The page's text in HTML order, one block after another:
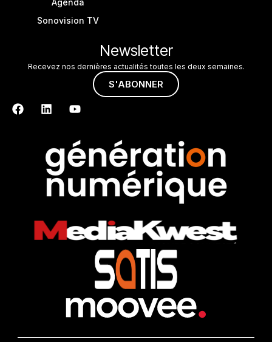
Agenda
Sonovision TV
Newsletter
Recevez nos dernières actualités toutes les deux semaines.
S'ABONNER